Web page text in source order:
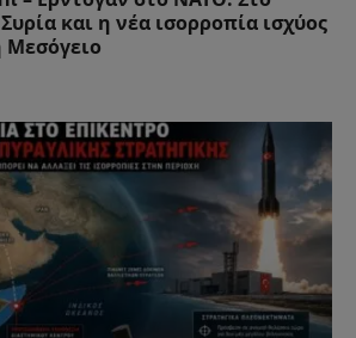
και η νέα ισορροπία ισχύος
Μεσόγειο